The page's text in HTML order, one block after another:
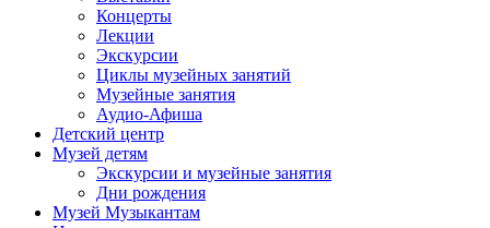
Концерты
Лекции
Экскурсии
Циклы музейных занятий
Музейные занятия
Аудио-Афиша
Детский центр
Музей детям
Экскурсии и музейные занятия
Дни рождения
Музей Музыкантам